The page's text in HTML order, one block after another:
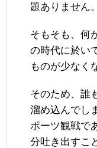
題ありません。
そもそも、何
の時代に於い
ものが少なく
そのため、誰
溜め込んでし
ポーツ観戦で
分吐き出すこ